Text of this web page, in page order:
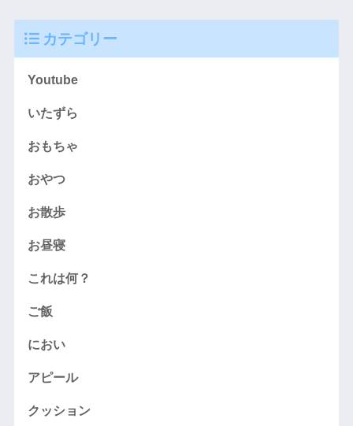
カテゴリー
Youtube
いたずら
おもちゃ
おやつ
お散歩
お昼寝
これは何？
ご飯
におい
アピール
クッション